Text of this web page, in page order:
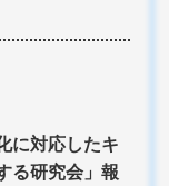
に対応したキ
る研究会」報